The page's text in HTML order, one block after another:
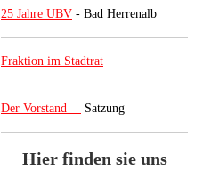
25 Jahre UBV - Bad Herrenalb
Fraktion im Stadtrat
Der Vorstand Satzung
Hier finden sie uns